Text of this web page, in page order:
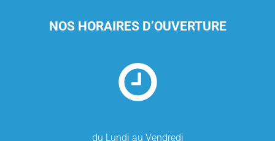
NOS HORAIRES D’OUVERTURE
du Lundi au Vendredi